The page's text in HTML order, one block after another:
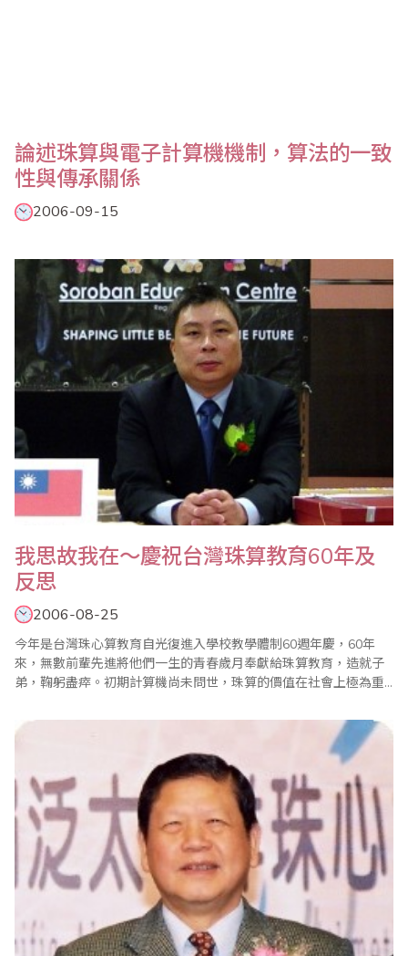
論述珠算與電子計算機機制，算法的一致
性與傳承關係
2006-09-15
我思故我在～慶祝台灣珠算教育60年及
反思
2006-08-25
今年是台灣珠心算教育自光復進入學校教學體制60週年慶，60年
來，無數前輩先進將他們一生的青春歲月奉獻給珠算教育，造就子
弟，鞠躬盡瘁。初期計算機尚未問世，珠算的價值在社會上極為重
商業及計算用途，都非算盤解決不可。可說珠算創造非常高的經濟
效益，提昇非常多的工作效能，當時的老師們，有的用台語、日語
或國語來上課，大部分的師公級的老師在17、..